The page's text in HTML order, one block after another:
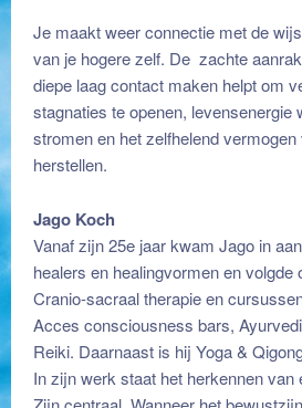
Je maakt weer connectie met de
van je hogere zelf. De zachte
diepe laag contact maken helpt om
stagnaties te openen, levensenergie
stromen en het zelfhelend
herstellen.
Jago Koch
Vanaf zijn 25e jaar kwam Jago in
healers en healingvormen en volgde
Cranio-sacraal therapie en
Acces consciousness bars,
Reiki. Daarnaast is hij Yoga &
In zijn werk staat het herkennen van